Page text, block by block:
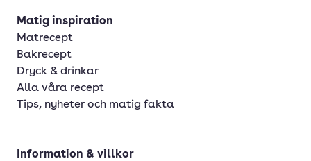
Matig inspiration
Matrecept
Bakrecept
Dryck & drinkar
Alla våra recept
Tips, nyheter och matig fakta
Information & villkor